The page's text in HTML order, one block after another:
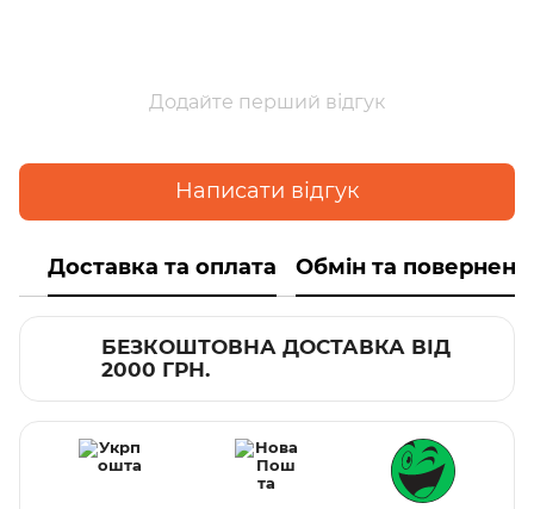
Додайте перший відгук
Написати відгук
Доставка та оплата Обмін та
БЕЗКОШТОВНА ДОСТАВКА ВІД
2000 ГРН.